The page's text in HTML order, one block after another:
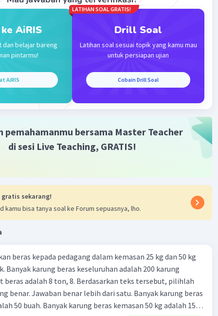
AiRIS
dan belajar bareng
pintarmu!
AiRIS
LATIHAN SOAL GRATIS!
Drill Soal
Latihan soal sesuai topik yang kamu mau
untuk persiapan ujian
Cobain Drill Soal
pemahamanmu bersama Master Teacher
di sesi Live Teaching, GRATIS!
gratis sekarang!
kamu bisa tanya soal ke Forum sepuasnya, lho.
beras kepada pedagang dalam kemasan 25 kg dan 50 kg
Banyak karung beras keseluruhan adalah 200 karung
adalah 8 ton, 8. Berdasarkan teks tersebut, pilihlah
benar. Jawaban benar lebih dari satu. Banyak karung beras
50 buah. Banyak karung beras kemasan 50 kg adalah 150